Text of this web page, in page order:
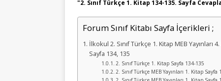
"2. Sınıf Türkçe 1. Kitap 134-135. Sayfa
Forum Sınıf Kitabı Sayfa İçerikleri ;
İlkokul 2. Sınıf Türkçe 1. Kitap MEB
Sayfa 134, 135
2. Sınıf Türkçe 1. Kitap Sayfa 134-135
2. Sınıf Türkçe MEB Yayınları 1. Kitap Sayfa